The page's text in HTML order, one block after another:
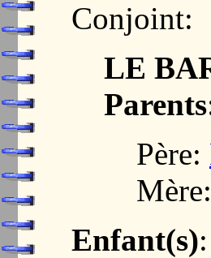
Conjoint:
LE
Parents
Père:
Mère:
Enfant(s):